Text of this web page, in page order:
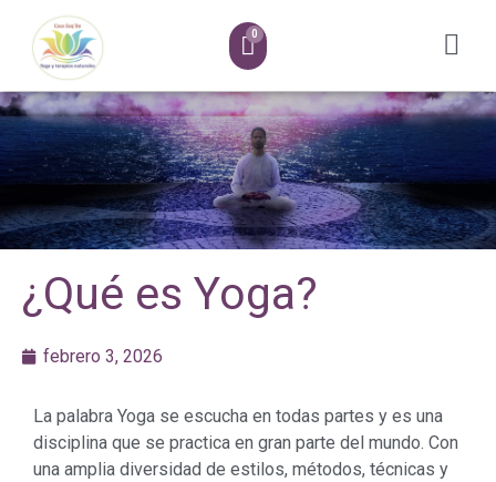
¿Qué es Yoga?
febrero 3, 2026
La palabra Yoga se escucha en todas partes y es una
disciplina que se practica en gran parte del mundo. Con
una amplia diversidad de estilos, métodos, técnicas y